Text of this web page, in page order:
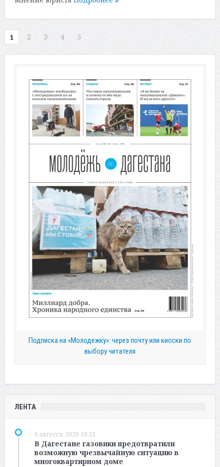
1 2 3 4 5
Подписка на «Молодежку»: через почту или киоски по
выбору читателя
ЛЕНТА
6 августа, 2026 18:21
В Дагестане газовики предотвратили
возможную чрезвычайную ситуацию в
многоквартирном доме